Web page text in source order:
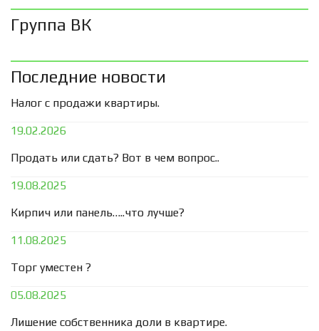
Группа ВК
Последние новости
Налог с продажи квартиры.
19.02.2026
Продать или сдать? Вот в чем вопрос..
19.08.2025
Кирпич или панель…..что лучше?
11.08.2025
Торг уместен ?
05.08.2025
Лишение собственника доли в квартире.